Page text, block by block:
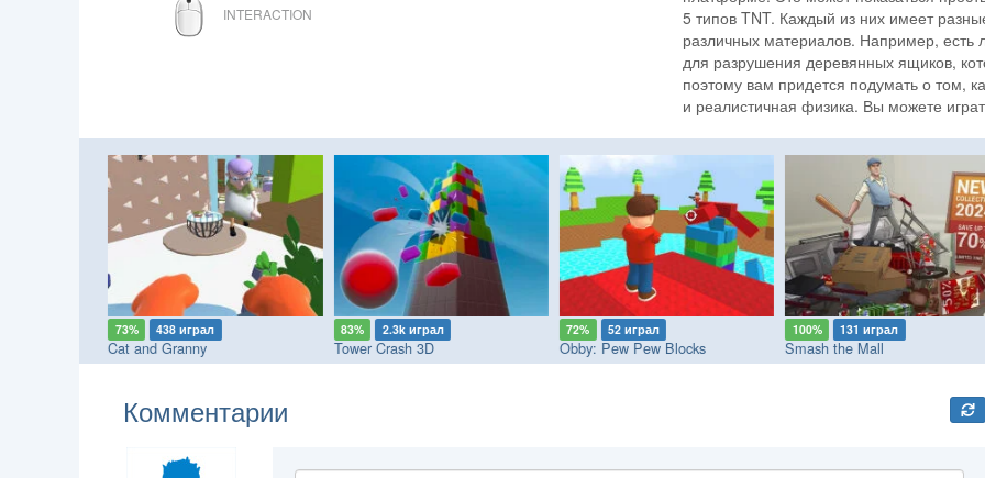
INTERACTION
5 типов TNT. Каждый из них имеет
различных материалов. Например, есть
для разрушения деревянных ящиков,
поэтому вам придется подумать о том,
и реалистичная физика. Вы можете
73% 438 играл
Cat and Granny
83% 2.3k играл
Tower Crash 3D
72% 52 играл
Obby: Pew Pew Blocks
100% 131 играл
Smash the Mall
Комментарии